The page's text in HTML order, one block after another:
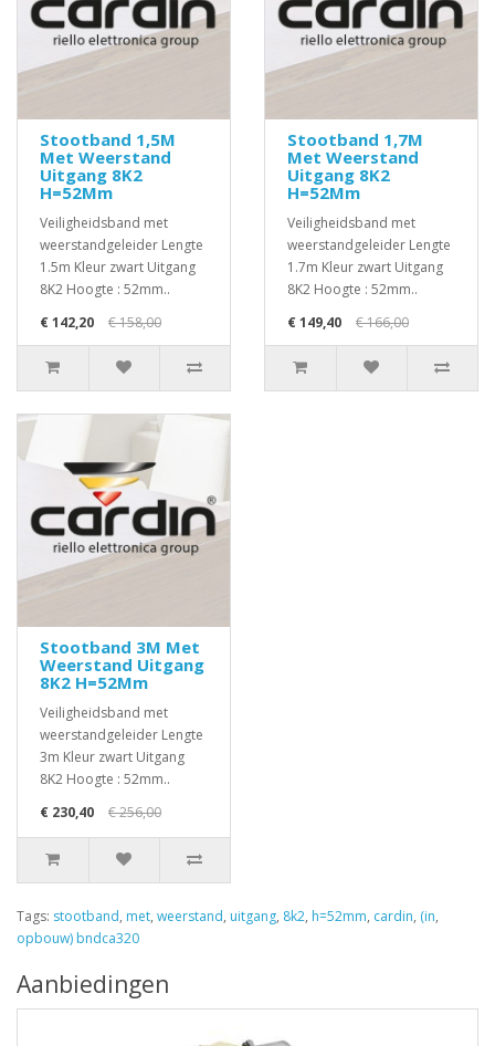
Stootband 1,5M
Met Weerstand
Uitgang 8K2
H=52Mm
Veiligheidsband met
weerstandgeleider Lengte
1.5m Kleur zwart Uitgang
8K2 Hoogte : 52mm..
€ 142,20
€ 158,00
Stootband 1,7M
Met Weerstand
Uitgang 8K2
H=52Mm
Veiligheidsband met
weerstandgeleider Lengte
1.7m Kleur zwart Uitgang
8K2 Hoogte : 52mm..
€ 149,40
€ 166,00
Stootband 3M Met
Weerstand Uitgang
8K2 H=52Mm
Veiligheidsband met
weerstandgeleider Lengte
3m Kleur zwart Uitgang
8K2 Hoogte : 52mm..
€ 230,40
€ 256,00
Tags: stootband, met, weerstand, uitgang, 8k2, h=52mm, cardin, (in,
opbouw) bndca320
Aanbiedingen